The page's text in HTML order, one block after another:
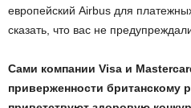
европейский Airbus для
сказать, что вас не
Сами компании Visa и
приверженности британскому